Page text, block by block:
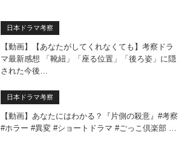
日本ドラマ考察
【動画】【あなたがしてくれなくても】考察ドラ
マ最新感想 「靴紐」「座る位置」「後ろ姿」に隠
された今後…
日本ドラマ考察
【動画】あなたにはわかる？『片側の殺意』#考察
#ホラー #異変 #ショートドラマ #ごっこ倶楽部 …